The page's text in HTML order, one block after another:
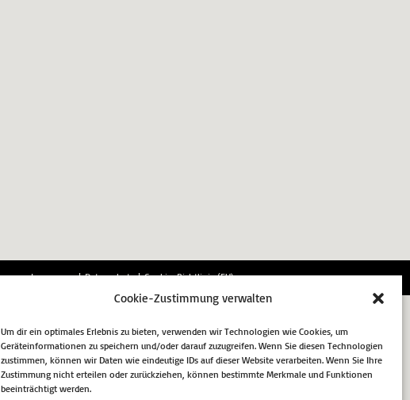
Cookie-Zustimmung verwalten
Um dir ein optimales Erlebnis zu bieten, verwenden wir Technologien wie Cookies, um
Geräteinformationen zu speichern und/oder darauf zuzugreifen. Wenn Sie diesen Technologien
zustimmen, können wir Daten wie eindeutige IDs auf dieser Website verarbeiten. Wenn Sie Ihre
Zustimmung nicht erteilen oder zurückziehen, können bestimmte Merkmale und Funktionen
beeinträchtigt werden.
Impressum Datenschutz Cookie-Richtlinie (EU)